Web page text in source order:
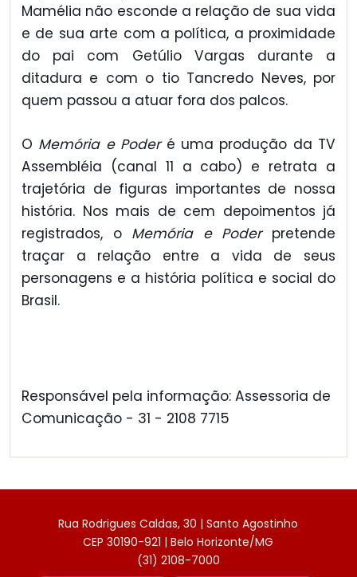
Mamélia não esconde a relação de sua vida
e de sua arte com a política, a proximidade
do pai com Getúlio Vargas durante a
ditadura e com o tio Tancredo Neves, por
quem passou a atuar fora dos palcos.
O Memória e Poderé uma produção da TV
Assembléia (canal 11 a cabo) e retrata a
trajetória de figuras importantes de nossa
história. Nos mais de cem depoimentos já
registrados, o Memória e Poder pretende
traçar a relação entre a vida de seus
personagens e a história política e social do
Brasil.
Responsável pela informação: Assessoria de
Comunicação - 31 - 2108 7715
Rua Rodrigues Caldas, 30 | Santo Agostinho
CEP 30190-921 | Belo Horizonte/MG
(31) 2108-7000